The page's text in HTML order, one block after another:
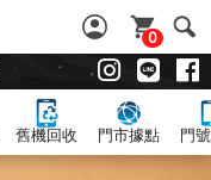
0
舊機回收 門市據點 門